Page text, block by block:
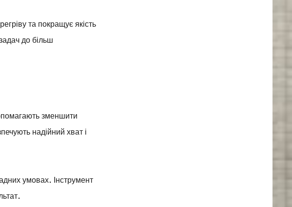
та покращує якість
до більш
зменшити
надійний хват і
умовах. Інструмент